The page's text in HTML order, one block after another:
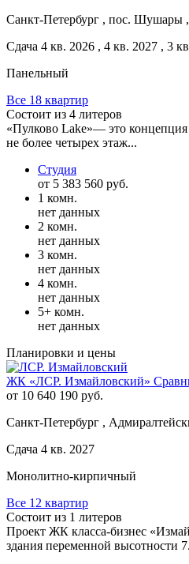
Санкт-Петербург , пос. Шушары
Сдача 4 кв. 2026 , 4 кв. 2027 , 3
Панельный
Все 18 квартир
Состоит из 4 литеров
«Пулково Lake»— это концепция
не более четырех этаж...
Студия
от 5 383 560 руб.
1 комн.
нет данных
2 комн.
нет данных
3 комн.
нет данных
4 комн.
нет данных
5+ комн.
нет данных
Планировки и цены
ЖК «ЛСР. Измайловский»
от 10 640 190 руб.
Санкт-Петербург ,
Сдача 4 кв. 2027
Монолитно-кирпичный
Все 12 квартир
Состоит из 1 литеров
Проект ЖК класса-бизнес
здания переменной высотности